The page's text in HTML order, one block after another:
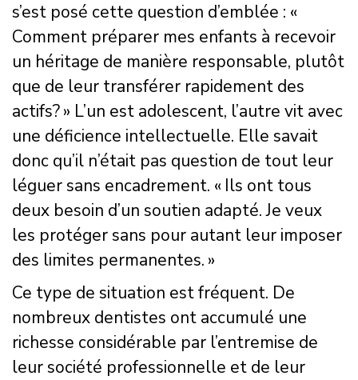
s’est posé cette question d’emblée : «
Comment préparer mes enfants à recevoir
un héritage de manière responsable, plutôt
que de leur transférer rapidement des
actifs? » L’un est adolescent, l’autre vit avec
une déficience intellectuelle. Elle savait
donc qu’il n’était pas question de tout leur
léguer sans encadrement. « Ils ont tous
deux besoin d’un soutien adapté. Je veux
les protéger sans pour autant leur imposer
des limites permanentes. »
Ce type de situation est fréquent. De
nombreux dentistes ont accumulé une
richesse considérable par l’entremise de
leur société professionnelle et de leur